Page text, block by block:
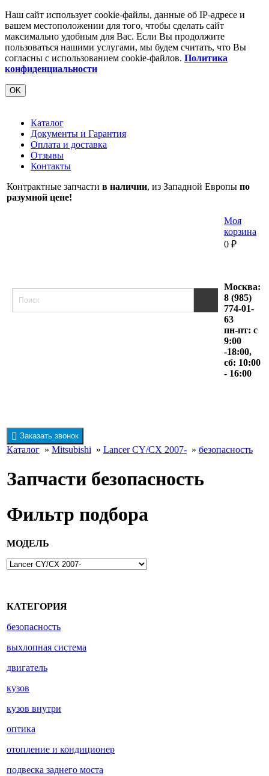
Наш сайт использует cookie-файлы, данные об IP-адресе и
вашем местоположении для того, чтобы сделать сайт
максимально удобным для Вас. Если Вы продолжите
пользоваться нашими услугами, мы будем считать, что Вы
согласны с использованием cookie-файлов. Политика
конфиденциальности
OK
Каталог
Документы и Гарантия
Оплата и доставка
Отзывы
Контакты
Контрактные запчасти в наличии, из Западной Европы по
разумной цене!
Моя
корзина
0 ₽
Москва:
8 (985)
774-01-
63
пн-пт: с
9:00
-18:00,
сб: 10:00
- 16:00
Заказать звонок
Каталог » Mitsubishi » Lancer CY/CX 2007- » безопасность
Запчасти безопасность
Фильтр подбора
МОДЕЛЬ
КАТЕГОРИЯ
безопасность
выхлопная система
двигатель
кузов
кузов внутри
оптика
отопление и кондиционер
подвеска заднего моста